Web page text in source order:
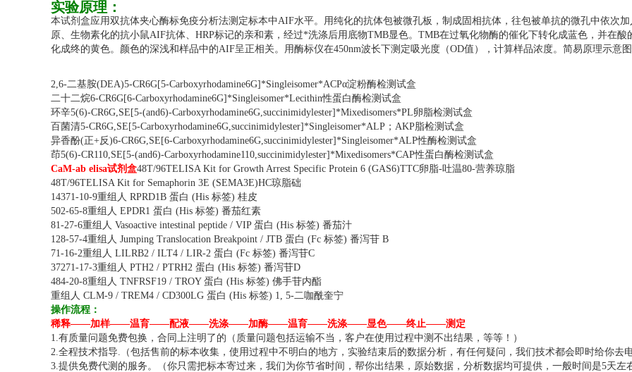
实验原理：
本试剂盒应用双抗体夹心酶标免疫分析法测定标本中AIF水平。用纯化的抗体包被微孔板，制成固相抗体，往包被单抗的微孔中依次
原、生物素化的抗小鼠AIF抗体、HRP标记的亲和素，经过*洗涤后用底物TMB显色。TMB在过氧化物酶的催化下转化成蓝色，并在酸
化成终的黄色。颜色的深浅和样品中的AIF呈正相关。用酶标仪在450nm波长下测定吸光度（OD值），计算样品浓度。简易原理示意图
2,6-二基胺(DEA)5-CR6G[5-Carboxyrhodamine6G]*Singleisomer*ACPα淀粉酶检测试盒
二十二烷6-CR6G[6-Carboxyrhodamine6G]*Singleisomer*Lecithin性蛋白酶检测试盒
环辛5(6)-CR6G,SE[5-(and6)-Carboxyrhodamine6G,succinimidylester]*Mixedisomers*PL卵脂检测试盒
百菌清5-CR6G,SE[5-Carboxyrhodamine6G,succinimidylester]*Singleisomer*ALP；AKP脂检测试盒
异香酚(正+反)6-CR6G,SE[6-Carboxyrhodamine6G,succinimidylester]*Singleisomer*ALP性酶检测试盒
茚5(6)-CR110,SE[5-(and6)-Carboxyrhodamine110,succinimidylester]*Mixedisomers*CAP性蛋白酶检测试盒
CaM-ab elisa试剂盒48T/96TELISA Kit for Growth Arrest Specific Protein 6 (GAS6)TTC卵脂-吐温80-营养琼脂
48T/96TELISA Kit for Semaphorin 3E (SEMA3E)HC琼脂础
14371-10-9重组人 RPRD1B 蛋白 (His 标签) 桂皮
502-65-8重组人 EPDR1 蛋白 (His 标签) 番茄红素
81-27-6重组人 Vasoactive intestinal peptide / VIP 蛋白 (His 标签) 番茄汁
128-57-4重组人 Jumping Translocation Breakpoint / JTB 蛋白 (Fc 标签) 番泻苷 B
71-16-2重组人 LILRB2 / ILT4 / LIR-2 蛋白 (Fc 标签) 番泻苷C
37271-17-3重组人 PTH2 / PTRH2 蛋白 (His 标签) 番泻苷D
484-20-8重组人 TNFRSF19 / TROY 蛋白 (His 标签) 佛手苷内酯
重组人 CLM-9 / TREM4 / CD300LG 蛋白 (His 标签) 1, 5-二咖酰奎宁
操作流程：
稀释——加样——温育——配液——洗涤——加酶——温育——洗涤——显色——终止——测定
1.有质量问题免费包换，合同上注明了的（质量问题包括运输不当，客户在使用过程中测不出结果，等等！）
2.全程技术指导.（包括售前的标本收集，使用过程中不明白的地方，实验结束后的数据分析，有任何疑问，我们技术都会即时给你去电
3.提供免费代测的服务。（你只需把标本寄过来，我们为你节省时间，帮你出结果，原始数据，分析数据均可提供，一般时间是5天左